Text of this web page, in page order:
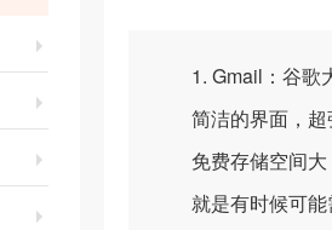
1. Gmail：谷歌
简洁的界面，超
免费存储空间大
就是有时候可能